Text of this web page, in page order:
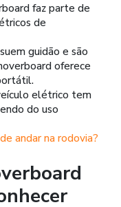
faz parte de
de
guidão e são
oferece
elétrico tem
do uso
andar na rodovia?